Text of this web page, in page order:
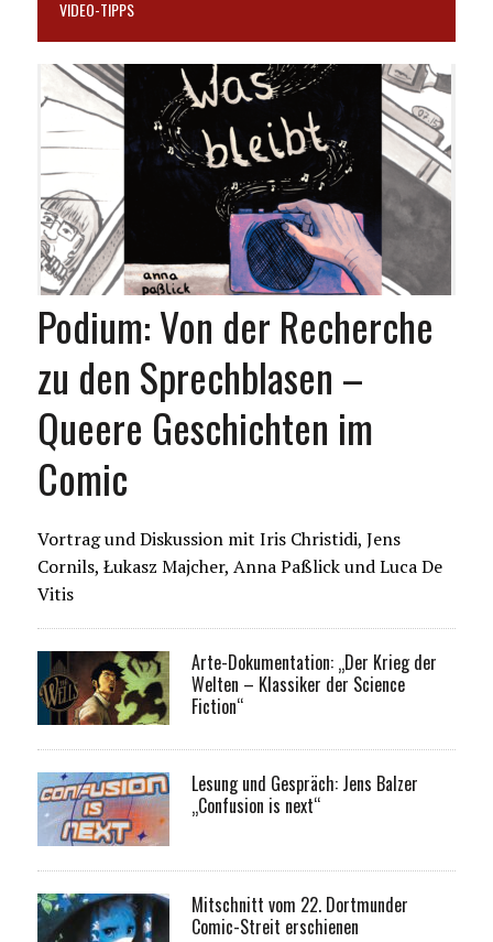
VIDEO-TIPPS
Podium: Von der Recherche
zu den Sprechblasen –
Queere Geschichten im
Comic
Vortrag und Diskussion mit Iris Christidi, Jens
Cornils, Łukasz Majcher, Anna Paßlick und Luca De
Vitis
Arte-Dokumentation: „Der Krieg der
Welten – Klassiker der Science
Fiction“
Lesung und Gespräch: Jens Balzer
„Confusion is next“
Mitschnitt vom 22. Dortmunder
Comic-Streit erschienen